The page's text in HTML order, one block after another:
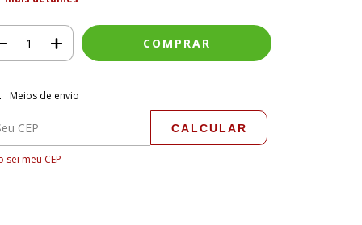
para o CEP:
Meios de envio
CALCULAR
sei meu CEP